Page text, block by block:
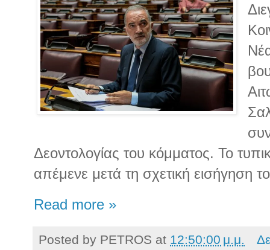
Δεοντολογίας του κόμματος. Το
απέμενε μετά τη σχετική εισήγηση
Read more »
Posted by PETROS at 12:50:00 μ.μ.